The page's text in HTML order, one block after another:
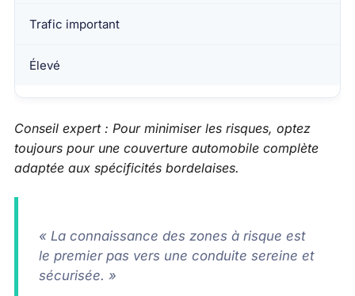
Trafic important
Élevé
Conseil expert : Pour minimiser les risques, optez
toujours pour une couverture automobile complète
adaptée aux spécificités bordelaises.
« La connaissance des zones à risque est
le premier pas vers une conduite sereine et
sécurisée. »